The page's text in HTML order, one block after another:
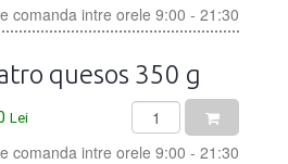
comanda intre orele 9:00 - 21:30
quesos 350 g
Lei
comanda intre orele 9:00 - 21:30